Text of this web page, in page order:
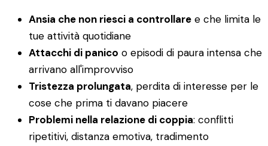
Ansia che non riesci a controllare e che limita le
tue attività quotidiane
Attacchi di panico o episodi di paura intensa che
arrivano all'improvviso
Tristezza prolungata, perdita di interesse per le
cose che prima ti davano piacere
Problemi nella relazione di coppia: conflitti
ripetitivi, distanza emotiva, tradimento